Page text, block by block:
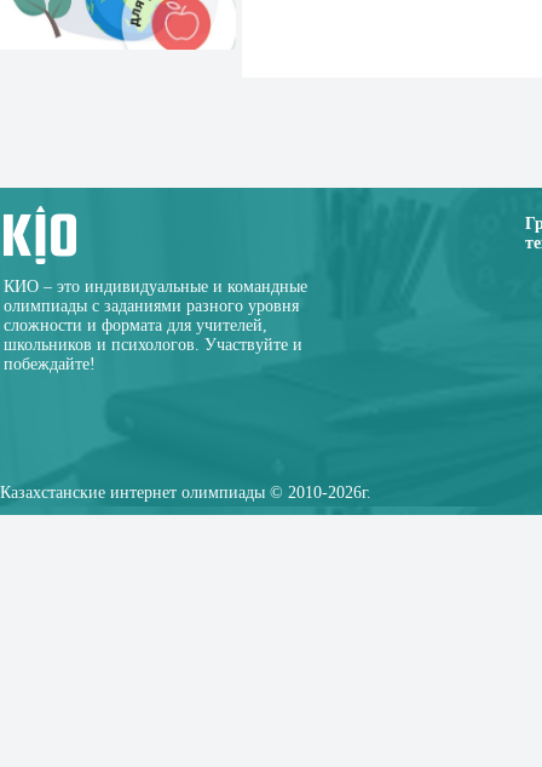
КИО – это индивидуальные и командные
олимпиады с заданиями разного уровня
сложности и формата для учителей,
школьников и психологов. Участвуйте и
побеждайте!
Казахстанские интернет олимпиады © 2010-2026г.